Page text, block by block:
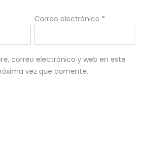
Correo electrónico *
correo electrónico y web en este
vez que comente.